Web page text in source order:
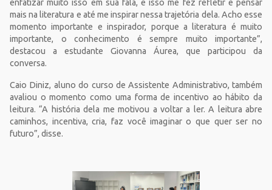
enfatizar muito isso em sua fala, e isso me fez refletir e pensar
mais na literatura e até me inspirar nessa trajetória dela. Acho esse
momento importante e inspirador, porque a literatura é muito
importante, o conhecimento é sempre muito importante”,
destacou a estudante Giovanna Áurea, que participou da
conversa.
Caio Diniz, aluno do curso de Assistente Administrativo, também
avaliou o momento como uma forma de incentivo ao hábito da
leitura. “A história dela me motivou a voltar a ler. A leitura abre
caminhos, incentiva, cria, faz você imaginar o que quer ser no
futuro”, disse.